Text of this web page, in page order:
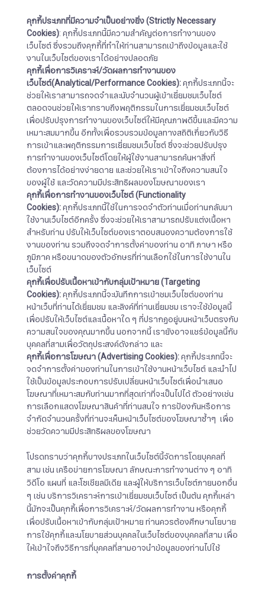
คุกกี้ประเภทที่มีความจำเป็นอย่างยิ่ง(Strictly Necessary
Cookies): คุกกี้ประเภทนี้มีความสำคัญต่อการทำงานของ
เว็บไซต์ ซึ่งรวมถึงคุกกี้ที่ทำให้ท่านสามารถเข้าถึงข้อมูลและใช้
งานในเว็บไซต์ของเราได้อย่างปลอดภัย
คุกกี้เพื่อการวิเคราะห์/วัดผลการทำงานของ
เว็บไซต์(Analytical/Performance Cookies):คุกกี้ประเภทนี้จะ
ช่วยให้เราสามารถจดจำและนับจำนวนผู้เข้าเยี่ยมชมเว็บไซต์
ตลอดจนช่วยให้เราทราบถึงพฤติกรรมในการเยี่ยมชมเว็บไซต์
เพื่อปรับปรุงการทำงานของเว็บไซต์ให้มีคุณภาพดีขึ้นและมีความ
เหมาะสมมากขึ้น อีกทั้งเพื่อรวบรวมข้อมูลทางสถิติเกี่ยวกับวิธี
การเข้าและพฤติกรรมการเยี่ยมชมเว็บไซต์ ซึ่งจะช่วยปรับปรุง
การทำงานของเว็บไซต์โดยให้ผู้ใช้งานสามารถค้นหาสิ่งที่
ต้องการได้อย่างง่ายดาย และช่วยให้เราเข้าใจถึงความสนใจ
ของผู้ใช้ และวัดความมีประสิทธิผลของโฆษณาของเรา
คุกกี้เพื่อการทำงานของเว็บไซต์(Functionality
Cookies):คุกกี้ประเภทนี้ใช้ในการจดจำตัวท่านเมื่อท่านกลับมา
ใช้งานเว็บไซต์อีกครั้ง ซึ่งจะช่วยให้เราสามารถปรับแต่งเนื้อหา
สำหรับท่าน ปรับให้เว็บไซต์ของเราตอบสนองความต้องการใช้
งานของท่าน รวมถึงจดจำการตั้งค่าของท่าน อาทิ ภาษา หรือ
ภูมิภาค หรือขนาดของตัวอักษรที่ท่านเลือกใช้ในการใช้งานใน
เว็บไซต์
คุกกี้เพื่อปรับเนื้อหาเข้ากับกลุ่มเป้าหมาย(Targeting
Cookies):คุกกี้ประเภทนี้จะบันทึกการเข้าชมเว็บไซต์ของท่าน
หน้าเว็บที่ท่านได้เยี่ยมชม และลิงค์ที่ท่านเยี่ยมชม เราจะใช้ข้อมูลนี้
เพื่อปรับให้เว็บไซต์และเนื้อหาใด ๆ ที่ปรากฏอยู่บนหน้าเว็บตรงกับ
ความสนใจของคุณมากขึ้น นอกจากนี้ เรายังอาจแชร์ข้อมูลนี้กับ
บุคคลที่สามเพื่อวัตถุประสงค์ดังกล่าว และ
คุกกี้เพื่อการโฆษณา(Advertising Cookies):คุกกี้ประเภทนี้จะ
จดจำการตั้งค่าของท่านในการเข้าใช้งานหน้าเว็บไซต์ และนำไป
ใช้เป็นข้อมูลประกอบการปรับเปลี่ยนหน้าเว็บไซต์เพื่อนำเสนอ
โฆษณาที่เหมาะสมกับท่านมากที่สุดเท่าที่จะเป็นไปได้ ตัวอย่างเช่น
การเลือกแสดงโฆษณาสินค้าที่ท่านสนใจ การป้องกันหรือการ
จำกัดจำนวนครั้งที่ท่านจะเห็นหน้าเว็บไซต์ของโฆษณาซ้ำๆ เพื่อ
ช่วยวัดความมีประสิทธิผลของโฆษณา
โปรดทราบว่าคุกกี้บางประเภทในเว็บไซต์นี้จัดการโดยบุคคลที่
สาม เช่น เครือข่ายการโฆษณา ลักษณะการทำงานต่าง ๆ อาทิ
วิดีโอ แผนที่ และโซเชียลมีเดีย และผู้ให้บริการเว็บไซต์ภายนอกอื่น
ๆ เช่น บริการวิเคราะห์การเข้าเยี่ยมชมเว็บไซต์ เป็นต้น คุกกี้เหล่า
นี้มักจะเป็นคุกกี้เพื่อการวิเคราะห์/วัดผลการทำงาน หรือคุกกี้
เพื่อปรับเนื้อหาเข้ากับกลุ่มเป้าหมาย ท่านควรต้องศึกษานโยบาย
การใช้คุกกี้และนโยบายส่วนบุคคลในเว็บไซต์ของบุคคลที่สาม เพื่อ
ให้เข้าใจถึงวิธีการที่บุคคลที่สามอาจนำข้อมูลของท่านไปใช้
การตั้งค่าคุกกี้